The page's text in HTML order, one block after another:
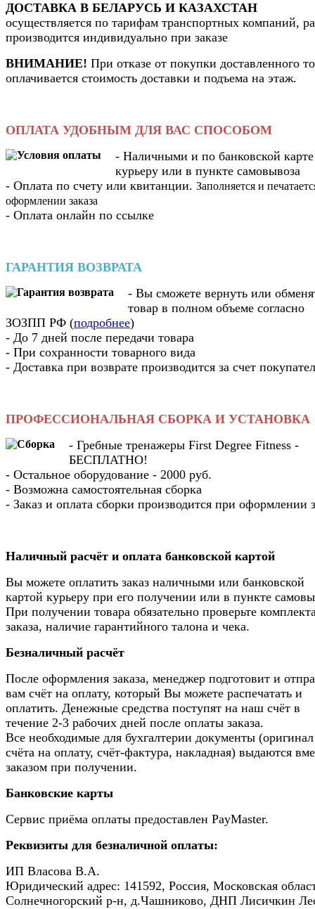
ДОСТАВКА В БЕЛАРУСЬ И КАЗАХСТАН
осуществляется по тарифам транспортных компаний,
производится индивидуально при заказе
ВНИМАНИЕ! При отказе от покупки доставленного
оплачивается стоимость доставки и подъема на этаж.
ОПЛАТА УДОБНЫМ ДЛЯ ВАС СПОСОБОМ
- Наличными и по банковской карте
курьеру или в пункте самовывоза
- Оплата по счету или квитанции. Заполняется и
оформлении заказа
- Оплата онлайн по ссылке
ГАРАНТИЯ ВОЗВРАТА
- Вы cможете вернуть или
товар в полном объеме согласно
ЗОЗПП РФ (подробнее)
- До 7 дней после передачи товара
- При сохранности товарного вида
- Доставка при возврате производится за счет
ПРОФЕССИОНАЛЬНАЯ СБОРКА И УСТАНОВКА
- Гребные тренажеры First Degree Fitness -
БЕСПЛАТНО!
- Остальное оборудование - 2000 руб.
- Возможна самостоятельная сборка
- Заказ и оплата сборки производится при оформлении
Наличный расчёт и оплата банковской картой
Вы можете оплатить заказ наличными или банковской
картой курьеру при его получении или в пункте
При получении товара обязательно проверьте
заказа, наличие гарантийного талона и чека.
Безналичный расчёт
После оформления заказа, менеджер подготовит и
вам счёт на оплату, который Вы можете распечатать и
оплатить. Денежные средства поступят на наш счёт в
течение 2-3 рабочих дней после оплаты заказа.
Все необходимые для бухгалтерии документы (оригинал
счёта на оплату, счёт-фактура, накладная) выдаются
заказом при получении.
Банковские карты
Сервис приёма оплаты предоставлен PayMaster.
Реквизиты для безналичной оплаты:
ИП Власова В.А.
Юридический адрес: 141592, Россия, Московская
Солнечногорский р-н, д.Чашниково, ДНП Лисичкин